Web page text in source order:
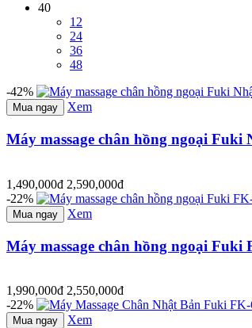
40
12
24
36
48
-42%
Mua ngay Xem
Máy massage chân hồng ngoại Fuki
1,490,000đ 2,590,000đ
-22%
Mua ngay Xem
Máy massage chân hồng ngoại Fuki
1,990,000đ 2,550,000đ
-22%
Mua ngay Xem